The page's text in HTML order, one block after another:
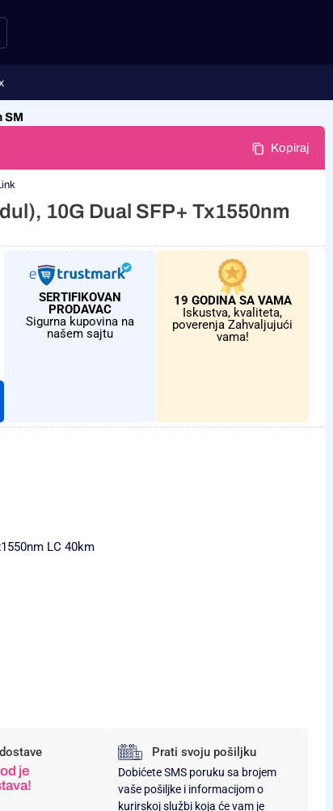
SM
Kopiraj
10G Dual SFP+ Tx1550nm
SERTIFIKOVAN
PRODAVAC
Sigurna kupovina na
našem sajtu
19 GODINA SA VAMA
Iskustva, kvaliteta,
poverenja Zahvaljujući
vama!
LC 40km
je
Prati svoju pošiljku
Dobićete SMS poruku sa brojem
vaše pošiljke i informacijom o
kurirskoj službi koja će vam je